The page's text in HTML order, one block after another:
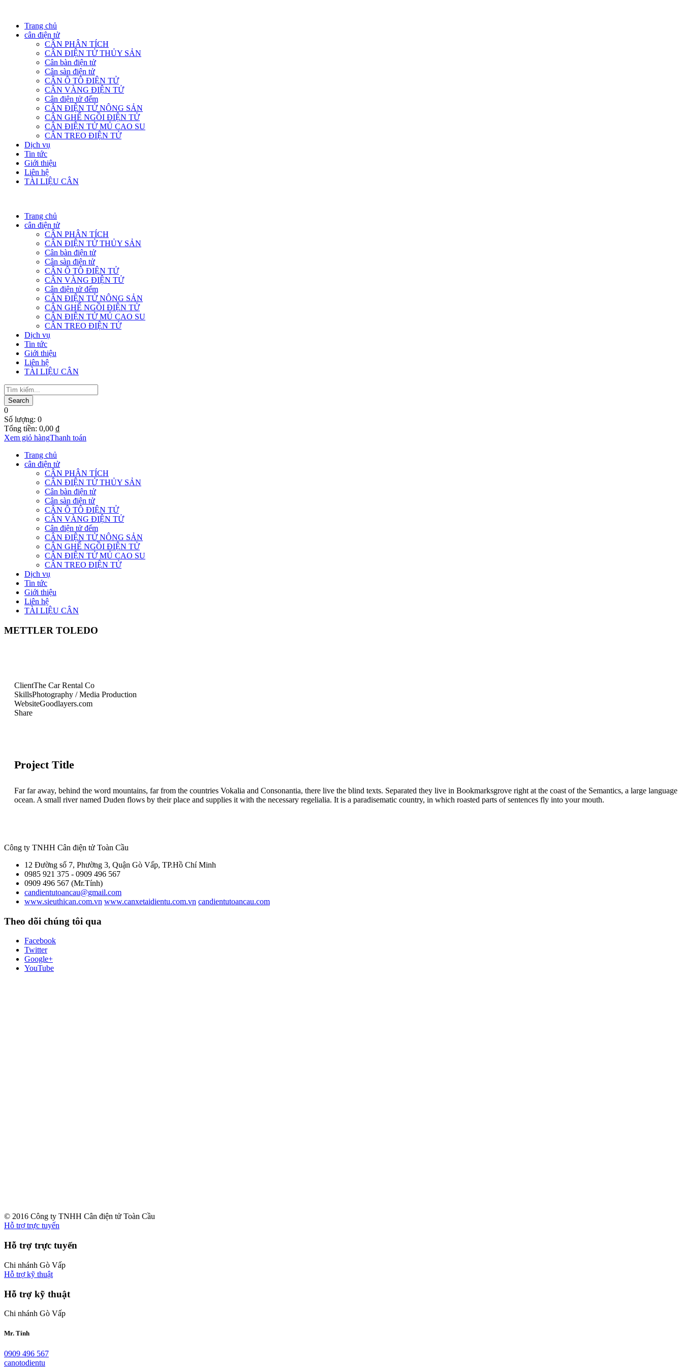
Trang chủ
cân điện tử
CÂN PHÂN TÍCH
CÂN ĐIỆN TỬ THỦY SẢN
Cân bàn điện tử
Cân sàn điện tử
CÂN Ô TÔ ĐIỆN TỬ
CÂN VÀNG ĐIỆN TỬ
Cân điện tử đếm
CÂN ĐIỆN TỬ NÔNG SẢN
CÂN GHẾ NGỒI ĐIỆN TỬ
CÂN ĐIỆN TỬ MỦ CAO SU
CÂN TREO ĐIỆN TỬ
Dịch vụ
Tin tức
Giới thiệu
Liên hệ
TÀI LIỆU CÂN
Trang chủ
cân điện tử
CÂN PHÂN TÍCH
CÂN ĐIỆN TỬ THỦY SẢN
Cân bàn điện tử
Cân sàn điện tử
CÂN Ô TÔ ĐIỆN TỬ
CÂN VÀNG ĐIỆN TỬ
Cân điện tử đếm
CÂN ĐIỆN TỬ NÔNG SẢN
CÂN GHẾ NGỒI ĐIỆN TỬ
CÂN ĐIỆN TỬ MỦ CAO SU
CÂN TREO ĐIỆN TỬ
Dịch vụ
Tin tức
Giới thiệu
Liên hệ
TÀI LIỆU CÂN
0
Số lượng: 0
Tổng tiền: 0,00 ₫
Xem giỏ hàngThanh toán
Trang chủ
cân điện tử
CÂN PHÂN TÍCH
CÂN ĐIỆN TỬ THỦY SẢN
Cân bàn điện tử
Cân sàn điện tử
CÂN Ô TÔ ĐIỆN TỬ
CÂN VÀNG ĐIỆN TỬ
Cân điện tử đếm
CÂN ĐIỆN TỬ NÔNG SẢN
CÂN GHẾ NGỒI ĐIỆN TỬ
CÂN ĐIỆN TỬ MỦ CAO SU
CÂN TREO ĐIỆN TỬ
Dịch vụ
Tin tức
Giới thiệu
Liên hệ
TÀI LIỆU CÂN
METTLER TOLEDO
ClientThe Car Rental Co
SkillsPhotography / Media Production
WebsiteGoodlayers.com
Share
Project Title
Far far away, behind the word mountains, far from the countries Vokalia and Consonantia, there live the blind texts. Separated they live in Bookmarksgrove right at the coast of the Semantics, a large language
ocean. A small river named Duden flows by their place and supplies it with the necessary regelialia. It is a paradisematic country, in which roasted parts of sentences fly into your mouth.
Công ty TNHH Cân điện tử Toàn Cầu
12 Đường số 7, Phường 3, Quận Gò Vấp, TP.Hồ Chí Minh
0985 921 375 - 0909 496 567
0909 496 567 (Mr.Tính)
candientutoancau@gmail.com
www.sieuthican.com.vn www.canxetaidientu.com.vn candientutoancau.com
Theo dõi chúng tôi qua
Facebook
Twitter
Google+
YouTube
© 2016 Công ty TNHH Cân điện tử Toàn Cầu
Hỗ trợ trực tuyến
Hỗ trợ trực tuyến
Chi nhánh Gò Vấp
Hỗ trợ kỹ thuật
Hỗ trợ kỹ thuật
Chi nhánh Gò Vấp
Mr. Tính
0909 496 567
canotodientu